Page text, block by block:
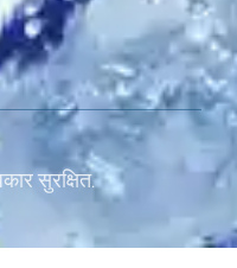
सुरक्षित.